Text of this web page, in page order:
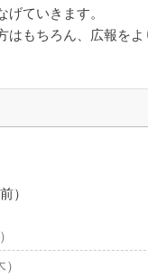
ていきます。
はもちろん、広報を
）